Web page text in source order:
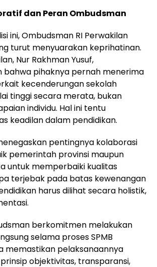
dan Peran Ombudsman
ini, Ombudsman RI Perwakilan
turut menyuarakan keprihatinan.
Nur Rakhman Yusuf,
bahwa pihaknya pernah menerima
kecenderungan sekolah
tinggi secara merata, bukan
individu. Hal ini tentu
keadilan dalam pendidikan.
pentingnya kolaborasi
pemerintah provinsi maupun
untuk memperbaiki kualitas
terjebak pada batas kewenangan
harus dilihat secara holistik,
berkomitmen melakukan
selama proses SPMB
memastikan pelaksanaannya
objektivitas, transparansi,